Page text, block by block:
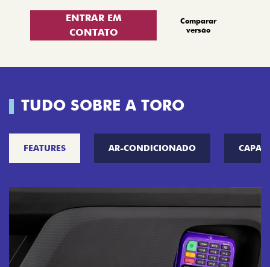
ENTRAR EM
CONTATO
Comparar
versão
TUDO SOBRE A TORO
FEATURES AR-CONDICIONADO